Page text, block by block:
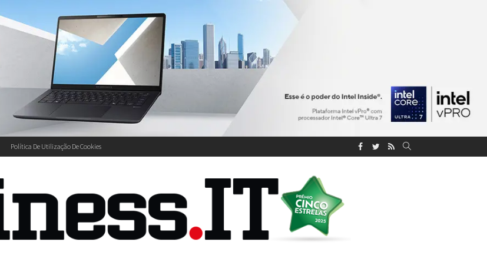
Política De Utilização De Cookies